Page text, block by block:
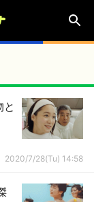
と
2020/7/28(Tu) 14:58